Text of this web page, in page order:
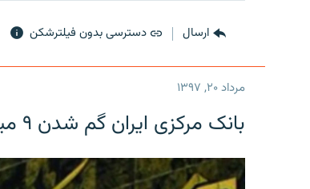
ارسال دسترسی بدون فیلترشکن
مرداد ۲۰, ۱۳۹۷
بانک مرکزی ایران گم شدن ۹ میلیارد دلار را تکذیب کرد